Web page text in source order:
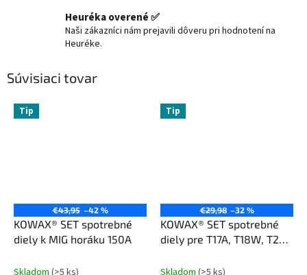
Heuréka overené ✅
Naši zákazníci nám prejavili dôveru pri hodnotení na
Heuréke.
Súvisiaci tovar
Tip
€43,95 –42 %
KOWAX® SET spotrebné
diely k MIG horáku 150A
Skladom (>5 ks)
Tip
€29,98 –32 %
KOWAX® SET spotrebné
diely pre T17A, T18W, T26A
Skladom (>5 ks)